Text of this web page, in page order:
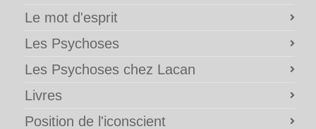
Le mot d'esprit
Les Psychoses
Les Psychoses chez Lacan
Livres
Position de l'iconscient